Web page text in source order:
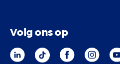
Volg ons op